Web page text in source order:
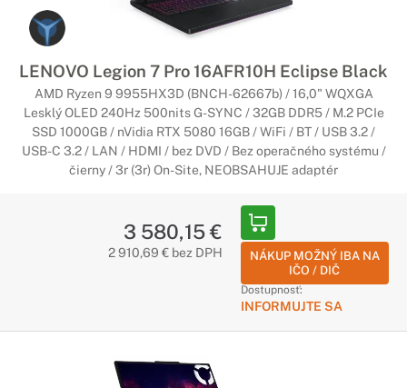
LENOVO Legion 7 Pro 16AFR10H Eclipse Black
AMD Ryzen 9 9955HX3D (BNCH-62667b) / 16,0" WQXGA
Lesklý OLED 240Hz 500nits G-SYNC / 32GB DDR5 / M.2 PCIe
SSD 1000GB / nVidia RTX 5080 16GB / WiFi / BT / USB 3.2 /
USB-C 3.2 / LAN / HDMI / bez DVD / Bez operačného systému /
čierny / 3r (3r) On-Site, NEOBSAHUJE adaptér
3 580,15 €
2 910,69 € bez DPH
NÁKUP MOŽNÝ IBA NA
IČO / DIČ
Dostupnosť:
INFORMUJTE SA